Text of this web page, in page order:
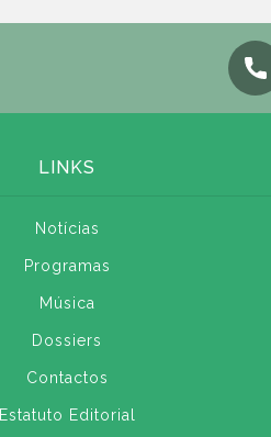
LINKS
Notícias
Programas
Música
Dossiers
Contactos
Estatuto Editorial